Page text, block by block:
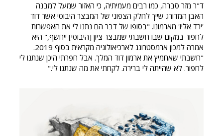
ד"ר מזר סברה, כמו רבים מעמיתיה, כי האזור שמעל למבנה
האבן המדורג שייך לחלק הצפוני של המבצר היבוסי אשר דוד
'ירד אליו' מארמונו. "בסופו של דבר הם נתנו לי את האפשרות
לחפור במקום שבו חשבתי שמבצר ציון [היבוסי] ייחשף," היא
אמרה למכון ארמסטרונג לארכיאולוגיה מקראית בסוף 2019.
"חשבתי שאחמיץ את ארמון דוד המלך. אבל חפרתי היכן שנתנו לי
לחפור. לא שהייתה לי ברירה. לקחתי את מה שנתנו לי."